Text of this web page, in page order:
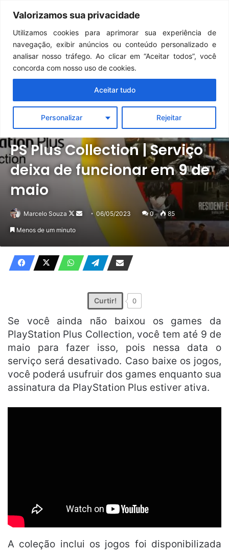
Valorizamos sua privacidade
Utilizamos cookies para aprimorar sua experiência de
navegação, exibir anúncios ou conteúdo personalizado e
analisar nosso tráfego. Ao clicar em “Aceitar todos”, você
concorda com nosso uso de cookies.
Personalizar Rejeitar
Aceitar tudo
Menu
Notícias PlayStation
PS Plus Collection | Serviço
deixa de funcionar em 9 de
maio
Marcelo Souza
Follow
Mande06/05/2023 0 85
Menos de um minuto
Curtir! 0
Se você ainda não baixou os games da
PlayStation Plus Collection, você tem até 9 de
maio para fazer isso, pois nessa data o
serviço será desativado. Caso baixe os jogos,
você poderá usufruir dos games enquanto sua
assinatura da PlayStation Plus estiver ativa.
A coleção inclui os jogos foi disponibilizada